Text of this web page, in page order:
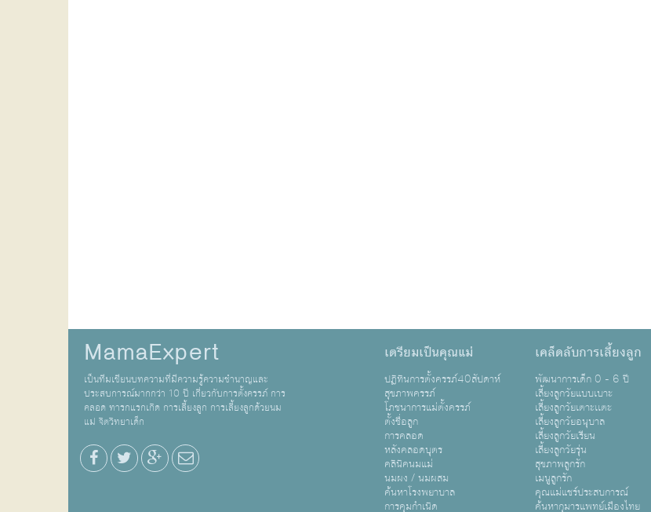
MamaExpert
เป็นทีมเขียนบทความที่มีความรู้ความชำนาญและ
ประสบการณ์มากกว่า 10 ปี เกี่ยวกับการตั้งครรภ์ การ
คลอด ทารกแรกเกิด การเลี้ยงลูก การเลี้ยงลูกด้วยนม
แม่ จิตวิทยาเด็ก
เตรียมเป็นคุณแม่
ปฏิทินการตั้งครรภ์40สัปดาห์
สุขภาพครรภ์
โภชนาการแม่ตั้งครรภ์
ตั้งชื่อลูก
การคลอด
หลังคลอดบุตร
คลินิคนมแม่
นมผง / นมผสม
ค้นหาโรงพยาบาล
การคุมกำเนิด
เคล็ดลับการเลี้ยงลูก
พัฒนาการเด็ก 0 - 6 ปี
เลี้ยงลูกวัยแบบเบาะ
เลี้ยงลูกวัยเตาะเเตะ
เลี้ยงลูกวัยอนุบาล
เลี้ยงลูกวัยเรียน
เลี้ยงลูกวัยรุ่น
สุขภาพลูกรัก
เมนูลูกรัก
คุณแม่แชร์ประสบการณ์
ค้นหากุมารแพทย์เมืองไทย